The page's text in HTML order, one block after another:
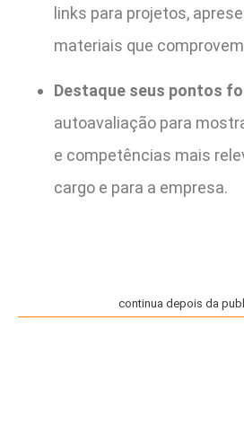
links para projetos,
materiais que
Destaque seus pontos
autoavaliação para
e competências mais
cargo e para a empresa.
continua depois da